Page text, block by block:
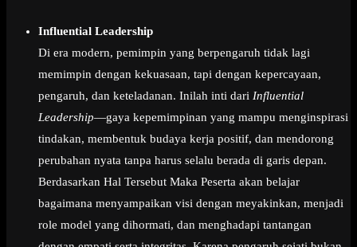
Influential Leadership
Di era modern, pemimpin yang berpengaruh tidak lagi
memimpin dengan kekuasaan, tapi dengan kepercayaan,
pengaruh, dan keteladanan. Inilah inti dari Influential
Leadership—gaya kepemimpinan yang mampu menginspirasi
tindakan, membentuk budaya kerja positif, dan mendorong
perubahan nyata tanpa harus selalu berada di garis depan.
Berdasarkan Hal Tersebut Maka Peserta akan belajar
bagaimana menyampaikan visi dengan meyakinkan, menjadi
role model yang dihormati, dan menghadapi tantangan